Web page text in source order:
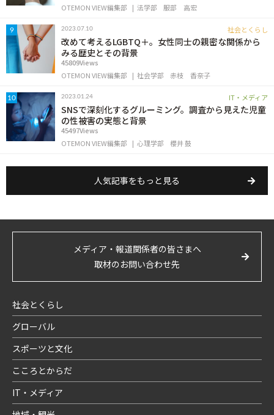
OTEMON VIEW編集部
法学部 服部 高宏
9 2023.07.10 社会とくらし
改めて考えるLGBTQ＋。女性同士の親密な関係から
みる歴史とその背景
45809Views
OTEMON VIEW編集部
社会学部 赤枝 香奈子
10 2023.01.24 IT・メディア
SNSで深刻化するグルーミング。調査から見えた児童
の性被害の実態と背景
45497Views
OTEMON VIEW編集部
心理学部 櫻井 鼓
人気記事をもっと見る
メディア・報道関係者の皆さまへ
取材のお問い合わせ先
社会とくらし
グローバル
スポーツと文化
こころとからだ
IT・メディア